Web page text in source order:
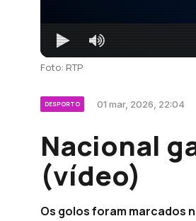
Foto: RTP
DESPORTO 01 mar, 2026, 22:04
Nacional
(vídeo)
Os golos foram marcados